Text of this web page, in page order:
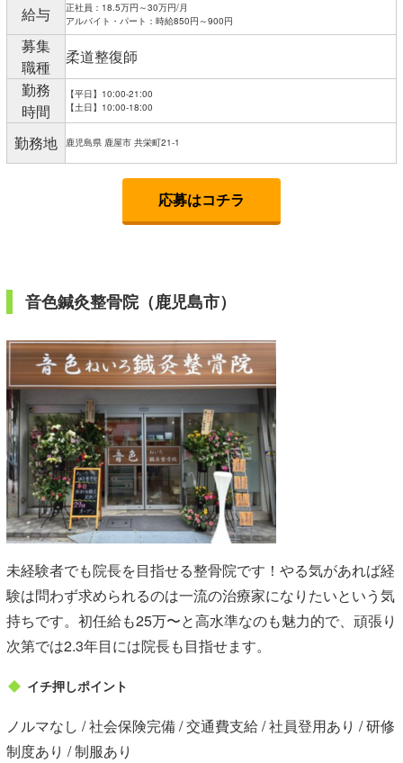
給与
正社員：18.5万円～30万円/月
アルバイト・パート：時給850円～900円
募集
職種
柔道整復師
勤務
時間
【平日】10:00-21:00
【土日】10:00-18:00
勤務地 鹿児島県 鹿屋市 共栄町21-1
応募はコチラ
音色鍼灸整骨院（鹿児島市）
未経験者でも院長を目指せる整骨院です！やる気があれば経
験は問わず求められるのは一流の治療家になりたいという気
持ちです。初任給も25万〜と高水準なのも魅力的で、頑張り
次第では2.3年目には院長も目指せます。
イチ押しポイント
ノルマなし / 社会保険完備 / 交通費支給 / 社員登用あり / 研修
制度あり / 制服あり